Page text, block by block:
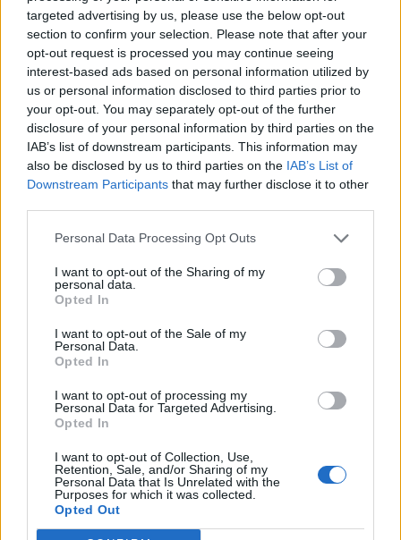
targeted advertising by us, please use the below opt-out
section to confirm your selection. Please note that after your
opt-out request is processed you may continue seeing
interest-based ads based on personal information utilized by
us or personal information disclosed to third parties prior to
your opt-out. You may separately opt-out of the further
disclosure of your personal information by third parties on the
IAB’s list of downstream participants. This information may
also be disclosed by us to third parties on the IAB’s List of
Downstream Participants that may further disclose it to other
Personal Data Processing Opt Outs
I want to opt-out of the Sharing of my
personal data.
Opted In
I want to opt-out of the Sale of my
Personal Data.
Opted In
I want to opt-out of processing my
Personal Data for Targeted Advertising.
Opted In
I want to opt-out of Collection, Use,
Retention, Sale, and/or Sharing of my
Personal Data that Is Unrelated with the
Purposes for which it was collected.
Opted Out
curata.
Nu Toni Grebla (ce nume de interlop) este
problema, ci faptul ca atatia ani a fost facut scapat
de justitie, in conditiile in care a fost bagat in toate
scandalurile cu putinta.
Deci ceva nu e deloc in ordine. Nici legile, nici
justia. Ori Grebla a fost acuzat pe nedrept, ori
Kise Leff
„Marea prescripție”: Mircea Cosma și fiul său,
Vlad Cosma, scăpați de pușcărie, dar obligați să
8.000 de dosare, închise în același fel
Citeşte întreaga ştire: „Marea prescripție”:
de pușcărie, dar obligați să restituie o mită de
șase milioane de lei. Alte 8.000 de dosare,
închise în același fel